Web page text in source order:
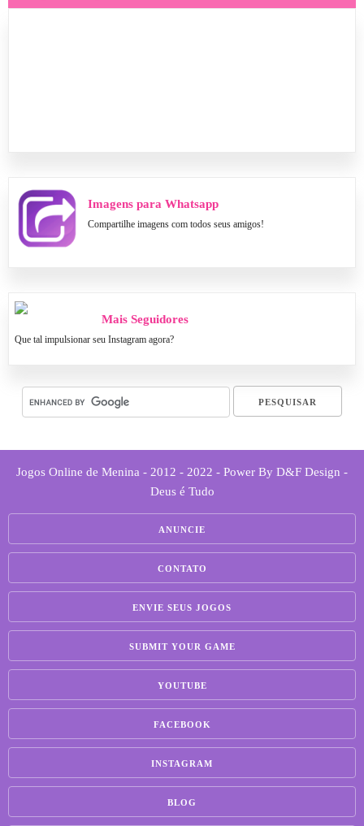
Imagens para Whatsapp
Compartilhe imagens com todos seus amigos!
Mais Seguidores
Que tal impulsionar seu Instagram agora?
Jogos Online de Menina - 2012 - 2022 - Power By D&F Design -
Deus é Tudo
ANUNCIE
CONTATO
ENVIE SEUS JOGOS
SUBMIT YOUR GAME
YOUTUBE
FACEBOOK
INSTAGRAM
BLOG